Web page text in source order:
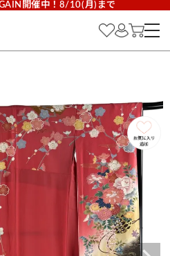
開催中！8/10(月)まで